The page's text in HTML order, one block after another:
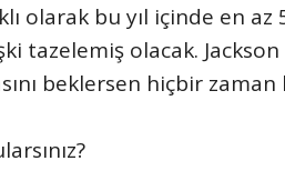
olarak bu yıl içinde en az
tazelemiş olacak.
beklersen hiçbir